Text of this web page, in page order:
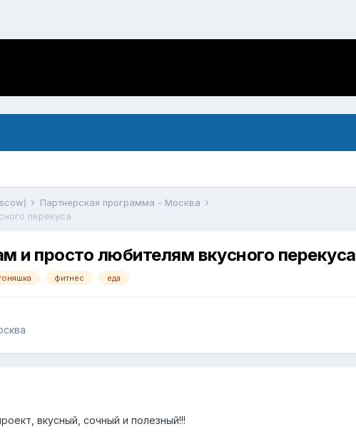
Партнерская программа - Москва
перекуса
и просто любителям вкусного перекуса
фитнес еда
вкусный, сочный и полезный!!!